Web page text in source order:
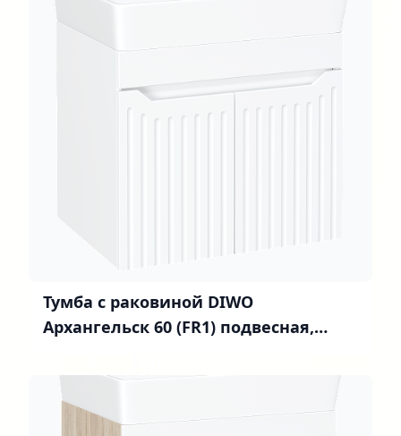
Тумба с раковиной DIWO
Архангельск 60 (FR1) подвесная,